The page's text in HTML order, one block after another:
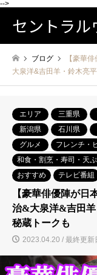
-->
セントラル
ブログ
【豪華
大泉洋&吉田羊・鈴木亮
エリア 三重県
新潟県
石川県
グルメ
フレンチ・
和食・割烹・寿司・天
おすすめ
テレビ番組
【豪華俳優陣が日
治&大泉洋&吉田羊
秘蔵トークも
2023.04.20 / 最終更